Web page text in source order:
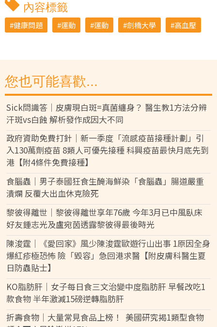
內容標籤
健康問題 運動 運動 劍橋大學 高血壓
您也可能喜歡...
Sick問識答｜皮膚現白斑=真菌纏身？ 醫生教1方法分辨
汗斑vs白蝕 解析發作成因大不同
政府資助免費打針｜新一季度「流感疫苗接種計劃」引
入130萬劑疫苗 8類人可優先接種 科興疫苗最快月底先到
港【附4條件免費接種】
食腦蟲｜男子泰國狂食生醃海鮮染「食腦蟲」腸道嚴重
潰爛 反覆大出血休克險死
黎彼得離世｜黎彼得離世享年76歲 今年3月已中風臥床
好友鍾志光及盧宛茵透露黎彼得最後時光
陳浚霆｜《愛回家》風少陳浚霆歐遊行山出事 1原因全身
爆紅疹極恐怖 險「毀容」急回港求醫【附皮膚科醫生夏
日防蟲貼士】
KO脂肪肝｜女子每日食三文治變中度脂肪肝 早餐改吃1
款食物 半年激減15磅逆轉脂肪肝
折壽食物｜大量常見食品上榜！ 美國研究揭1類型食物